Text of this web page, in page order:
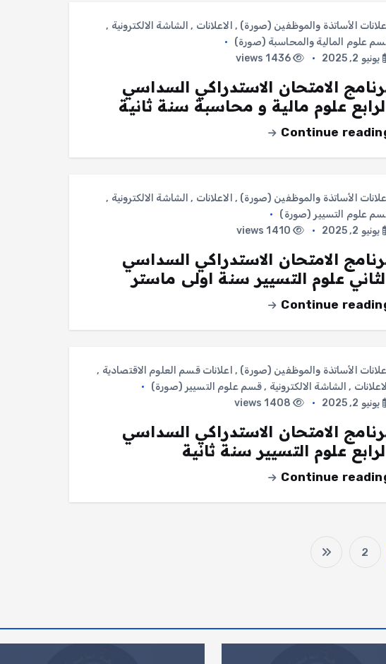
إعلانات الأساتذة والموظفين (صورة) , الاعلانات , الشاشة الالكترونية ,
علوم المالية والمحاسبة (صورة)
يونيو 2, 2025
1436 views
الامتحان الاستدراكي السداسي
علوم مالية و محاسبة سنة ثانية
Continue
إعلانات الأساتذة والموظفين (صورة) , الاعلانات , الشاشة الالكترونية ,
علوم التسيير (صورة)
يونيو 2, 2025
1410 views
الامتحان الاستدراكي السداسي
علوم التسيير سنة اولى ماستر
Continue
إعلانات الأساتذة والموظفين (صورة) , اعلانات قسم العلوم الاقتصادية ,
الاعلانات , الشاشة الالكترونية ,قسم علوم التسيير (صورة)
يونيو 2, 2025
1408 views
الامتحان الاستدراكي السداسي
علوم التسيير سنة ثانية
Continue
د
2